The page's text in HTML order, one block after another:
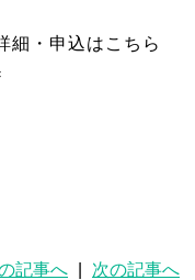
細・申込はこちら
記事へ 次の記事へ